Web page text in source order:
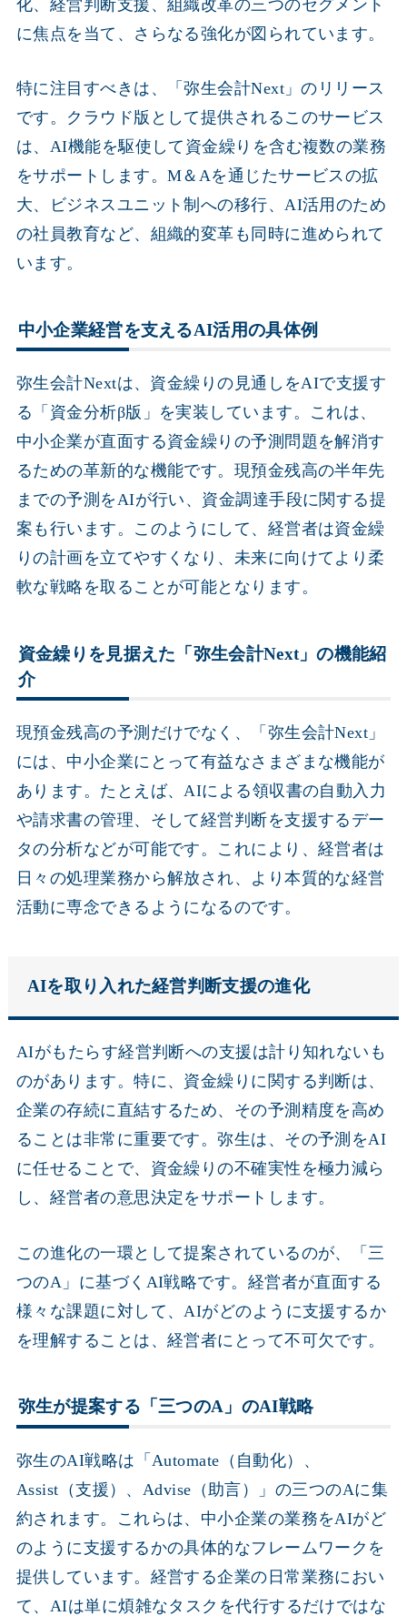
化、経営判断支援、組織改革の三つのセグメント
に焦点を当て、さらなる強化が図られています。
特に注目すべきは、「弥生会計Next」のリリース
です。クラウド版として提供されるこのサービス
は、AI機能を駆使して資金繰りを含む複数の業務
をサポートします。M＆Aを通じたサービスの拡
大、ビジネスユニット制への移行、AI活用のため
の社員教育など、組織的変革も同時に進められて
います。
中小企業経営を支えるAI活用の具体例
弥生会計Nextは、資金繰りの見通しをAIで支援す
る「資金分析β版」を実装しています。これは、
中小企業が直面する資金繰りの予測問題を解消す
るための革新的な機能です。現預金残高の半年先
までの予測をAIが行い、資金調達手段に関する提
案も行います。このようにして、経営者は資金繰
りの計画を立てやすくなり、未来に向けてより柔
軟な戦略を取ることが可能となります。
資金繰りを見据えた「弥生会計Next」の機能紹
介
現預金残高の予測だけでなく、「弥生会計Next」
には、中小企業にとって有益なさまざまな機能が
あります。たとえば、AIによる領収書の自動入力
や請求書の管理、そして経営判断を支援するデー
タの分析などが可能です。これにより、経営者は
日々の処理業務から解放され、より本質的な経営
活動に専念できるようになるのです。
AIを取り入れた経営判断支援の進化
AIがもたらす経営判断への支援は計り知れないも
のがあります。特に、資金繰りに関する判断は、
企業の存続に直結するため、その予測精度を高め
ることは非常に重要です。弥生は、その予測をAI
に任せることで、資金繰りの不確実性を極力減ら
し、経営者の意思決定をサポートします。
この進化の一環として提案されているのが、「三
つのA」に基づくAI戦略です。経営者が直面する
様々な課題に対して、AIがどのように支援するか
を理解することは、経営者にとって不可欠です。
弥生が提案する「三つのA」のAI戦略
弥生のAI戦略は「Automate（自動化）、
Assist（支援）、Advise（助言）」の三つのAに集
約されます。これらは、中小企業の業務をAIがど
のように支援するかの具体的なフレームワークを
提供しています。経営する企業の日常業務におい
て、AIは単に煩雑なタスクを代行するだけではな